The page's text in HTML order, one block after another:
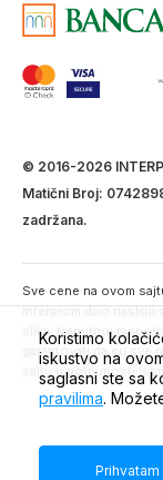
© 2016-2026
Matični Broj:
zadržana.
Sve cene na ovom
Interprom doo nastoji
slika, trenutnoj
garantovati da su sve
sajtu u potpunosti
Koristimo
iskustvo na
saglasni ste sa
pravilima.
Prihvatam